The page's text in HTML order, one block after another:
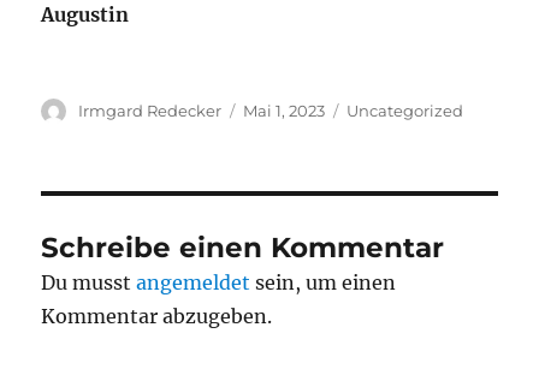
Augustin
Autor
Irmgard Redecker
Veröffentlicht
Mai 1, 2023 Kategorien
Uncategorized
Schreibe einen Kommentar
Du musstangemeldet sein, um einen
Kommentar abzugeben.